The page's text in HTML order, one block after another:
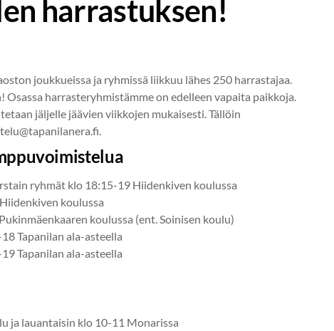
harrastuksen!
joukkueissa ja ryhmissä liikkuu lähes 250 harrastajaa.
harrasteryhmistämme on edelleen vapaita paikkoja.
jäljelle jäävien viikkojen mukaisesti. Tällöin
ryhmät klo 18:15-19 Hiidenkiven koulussa
koulussa
koulussa (ent. Soinisen koulu)
Tapanilan ala-asteella
Tapanilan ala-asteella
ja lauantaisin klo 10-11 Monarissa